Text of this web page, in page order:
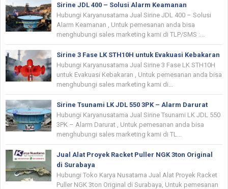
Sirine JDL 400 – Solusi Alarm Keamanan
Hubungi Karyanusatama Jual Sirine JDL 400 – Solusi
Alarm Keamanan , Untuk pemesanan anda bisa
menghubungi sales marketing kami di TLP/SMS :...
Sirine 3 Fase LK STH10H untuk Evakuasi Kebakaran
Hubungi Karyanusatama Jual Sirine 3 Fase LK STH10H
untuk Evakuasi Kebakaran , Untuk pemesanan anda bisa
menghubungi sales marketing kami di...
Sirine Tsunami LK JDL 550 3PK – Alarm Darurat
Hubungi Karyanusatama Jual Sirine Tsunami LK JDL 550
3PK – Alarm Darurat , Untuk pemesanan anda bisa
menghubungi sales marketing kami di TL...
Jual Alat Proyek Racket Puller NGK 3ton Original
di Surabaya
Hubungi Toko Karya Nusatama Jual Alat Proyek Racket
Puller NGK 3ton Original di Surabaya, Untuk pemesanan